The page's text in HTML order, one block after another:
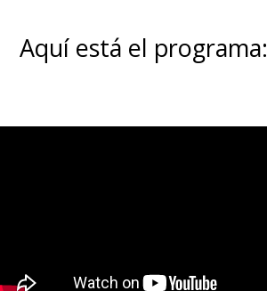
Aquí está el programa: